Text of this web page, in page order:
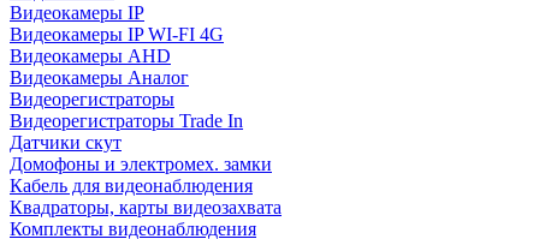
Видеокамеры IP
Видеокамеры IP WI-FI 4G
Видеокамеры AHD
Видеокамеры Аналог
Видеорегистраторы
Видеорегистраторы Trade In
Датчики скут
Домофоны и электромех. замки
Кабель для видеонаблюдения
Квадраторы, карты видеозахвата
Комплекты видеонаблюдения